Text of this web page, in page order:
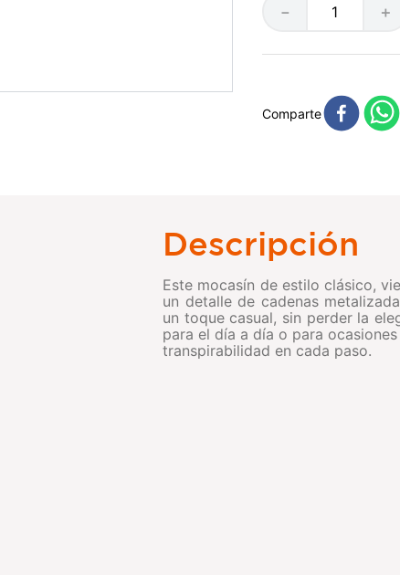
＋
－
Comparte
Descripción
Este mocasín de estilo clásico,
un detalle de cadenas
un toque casual, sin perder la
para el día a día o para
transpirabilidad en cada paso.